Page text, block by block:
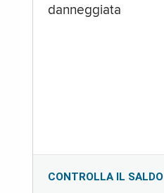
danneggiata
CONTROLLA IL SALDO